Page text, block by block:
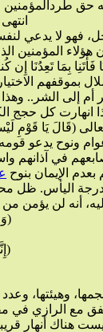
انتهى نوح إلى
في آذانهم واستكبرواعن
أنه لن يؤمن